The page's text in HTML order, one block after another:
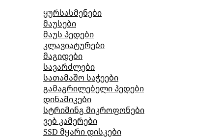
ყურსასმენები
მაუსები
მაუს პედები
კლავიატურები
მაგიდები
სავარძლები
სათამაშო საჭეები
გამაგრილებელი პედები
დინამიკები
სტრიმინგ მიკროფონები
ვებ კამერები
SSD მყარი დისკები